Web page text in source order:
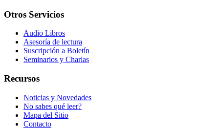
Otros Servicios
Audio Libros
Asesoría de lectura
Suscripción a Boletín
Seminarios y Charlas
Recursos
Noticias y Novedades
No sabes qué leer?
Mapa del Sitio
Contacto